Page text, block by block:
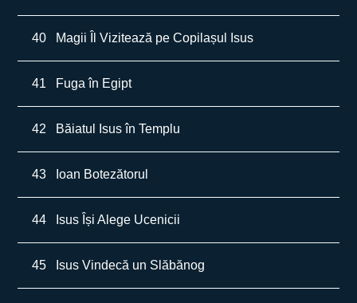
40 Magii Îl Vizitează pe Copilașul Isus
41 Fuga în Egipt
42 Băiatul Isus în Templu
43 Ioan Botezătorul
44 Isus Își Alege Ucenicii
45 Isus Vindecă un Slăbănog